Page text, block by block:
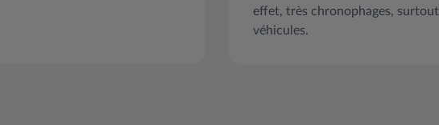
effet, très chronophages,
véhicules.